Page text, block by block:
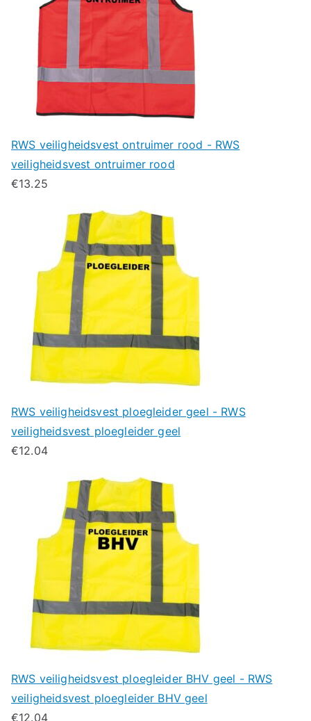
RWS veiligheidsvest ontruimer rood - RWS
veiligheidsvest ontruimer rood
€13.25
RWS veiligheidsvest ploegleider geel - RWS
veiligheidsvest ploegleider geel
€12.04
RWS veiligheidsvest ploegleider BHV geel - RWS
veiligheidsvest ploegleider BHV geel
€12.04